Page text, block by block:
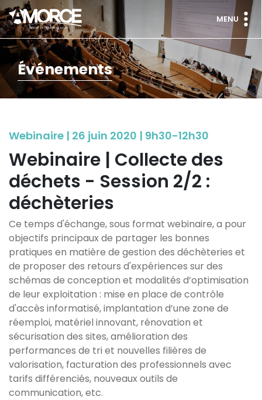
MENU
Événements
Webinaire | 26 juin 2020 | 9h30-12h30
Webinaire | Collecte des
déchets - Session 2/2 :
déchèteries
Ce temps d'échange, sous format webinaire, a pour
objectifs principaux de partager les bonnes
pratiques en matière de gestion des déchèteries et
de proposer des retours d'expériences sur des
schémas de conception et modalités d’optimisation
de leur exploitation : mise en place de contrôle
d'accès informatisé, implantation d’une zone de
réemploi, matériel innovant, rénovation et
sécurisation des sites, amélioration des
performances de tri et nouvelles filières de
valorisation, facturation des professionnels avec
tarifs différenciés, nouveaux outils de
communication, etc.